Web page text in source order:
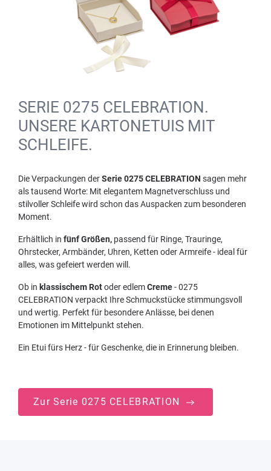
SERIE 0275 CELEBRATION.
UNSERE KARTONETUIS MIT
SCHLEIFE.
Die Verpackungen derSerie 0275 CELEBRATION sagen mehr
als tausend Worte: Mit elegantem Magnetverschluss und
stilvoller Schleife wird schon das Auspacken zum besonderen
Moment.
Erhältlich in fünf Größen, passend für Ringe, Trauringe,
Ohrstecker, Armbänder, Uhren, Ketten oder Armreife - ideal für
alles, was gefeiert werden will.
Ob in klassischem Rotoder edlemCreme- 0275
CELEBRATION verpackt Ihre Schmuckstücke stimmungsvoll
und wertig. Perfekt für besondere Anlässe, bei denen
Emotionen im Mittelpunkt stehen.
Ein Etui fürs Herz - für Geschenke, die in Erinnerung bleiben.
Zur Serie 0275 CELEBRATION